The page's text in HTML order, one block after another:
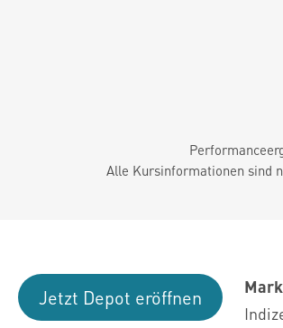
Alle Kursinformationen sind
Jetzt Depot eröffnen